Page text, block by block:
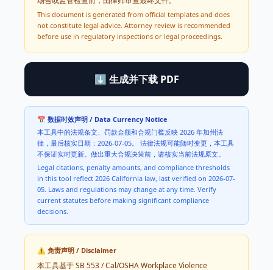
This document is generated from official templates and does
not constitute legal advice. Attorney review is recommended
before use in regulatory inspections or legal proceedings.
⬇ 生成并下载 PDF
📅 数据时效声明 / Data Currency Notice
本工具中的法规条文、罚款金额和合规门槛反映 2026 年加州法
律，最后核实日期： 2026-07-05。 法律法规可能随时变更，本工具
不保证实时更新。做出重大合规决策前，请核实当前法规原文。
Legal citations, penalty amounts, and compliance thresholds
in this tool reflect 2026 California law, last verified on 2026-07-
05. Laws and regulations may change at any time. Verify
current statutes before making significant compliance
decisions.
⚠️ 免责声明 / Disclaimer
本工具基于SB 553 / Cal/OSHA Workplace Violence